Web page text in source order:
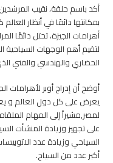
أكد باسم حلقة، نقيب
بمكانتها دائمًا في أنظار
أهرامات الجيزة، تحتل دائمًا
لتقيم أهم الوجهات السياحية
الحضاري والهندسي والفني
أوضح أن إدراج أوبر لأهرامات
يعرض على كل دول العالم و
لمصر,مشيراً إلى المهام
على تجهيز وزيادة المنشأت
السياحي وزيادة عدد
أكبر عدد من السياح.